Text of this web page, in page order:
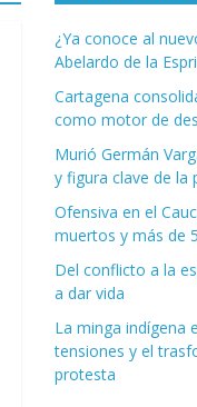
¿Ya conoce al
Abelardo de la
Cartagena
como motor de
Murió Germán
y figura clave de la
Ofensiva en el
muertos y más de
Del conflicto a la
a dar vida
La minga indígena
tensiones y el
protesta